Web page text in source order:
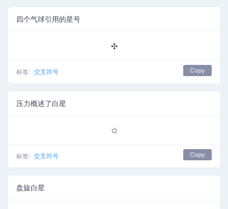
四个气球引用的星号
✣
标签: 交叉符号 Copy
压力概述了白星
✩
标签: 交叉符号 Copy
盘旋白星